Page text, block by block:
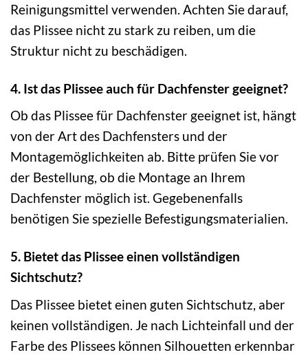
Reinigungsmittel verwenden. Achten Sie darauf,
das Plissee nicht zu stark zu reiben, um die
Struktur nicht zu beschädigen.
4. Ist das Plissee auch für Dachfenster geeignet?
Ob das Plissee für Dachfenster geeignet ist, hängt
von der Art des Dachfensters und der
Montagemöglichkeiten ab. Bitte prüfen Sie vor
der Bestellung, ob die Montage an Ihrem
Dachfenster möglich ist. Gegebenenfalls
benötigen Sie spezielle Befestigungsmaterialien.
5. Bietet das Plissee einen vollständigen
Sichtschutz?
Das Plissee bietet einen guten Sichtschutz, aber
keinen vollständigen. Je nach Lichteinfall und der
Farbe des Plissees können Silhouetten erkennbar